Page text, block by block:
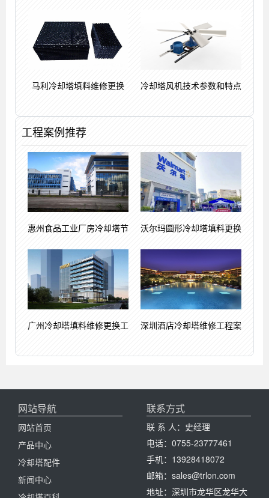
马利冷却塔填料维修更换 冷却塔风机技术参数和特点
工程案例推荐
惠州食品工业厂房冷却塔节 沃尔玛圆形冷却塔填料更换
广州冷却塔填料维修更换工 深圳酒店冷却塔维修工程案
网站导航
网站首页
产品中心
冷却塔配件
新闻中心
联系方式
联 系 人：史经理
电话：0755-23777461
手机：13928418072
邮箱：sales@trlon.com
地址：深圳市龙华区龙华大